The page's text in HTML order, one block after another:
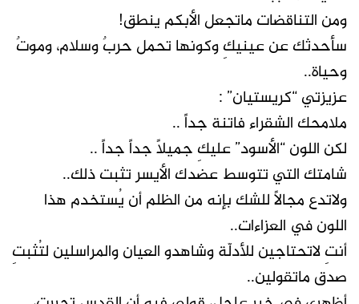
ومن التناقضات ماتجعل الأبكم ينطق!
سأحدثك عن عينيكِ وكونها تحمل حربٌ وسلام، وموتٌ
وحياة..
عزيزتي “كريستيان” :
ملامحك الشقراء فاتنة جداً ..
لكن اللون “الأسود” عليكِ جميلاً جداً جداً ..
شامتك التي تتوسط عضدك الأيسر تثبت ذلك..
ولاتدع مجالاً للشك بإنه من الظلم أن يُستخدم هذا
اللون في العزاءات..
أنتِ لاتحتاجين للأدلّة وشاهدو العيان والمراسلين لتُثبتِ
صدق ماتقولين..